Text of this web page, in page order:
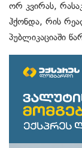
ორ კვირას,
ჰქონდა, რის
პუბლიკაციაში